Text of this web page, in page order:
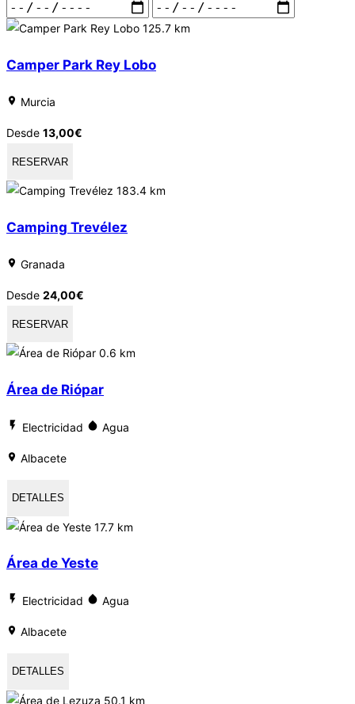
125.7 km
Camper Park Rey Lobo
Murcia
Desde 13,00€
RESERVAR
183.4 km
Camping Trevélez
Granada
Desde 24,00€
RESERVAR
0.6 km
Área de Riópar
Electricidad Agua
Albacete
DETALLES
17.7 km
Área de Yeste
Electricidad Agua
Albacete
DETALLES
50.1 km